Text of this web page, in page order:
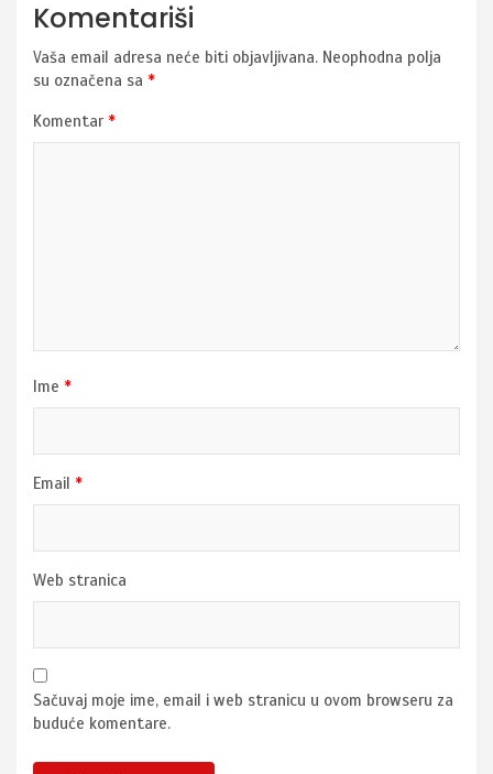
Komentariši
Vaša email adresa neće biti objavljivana. Neophodna polja
su označena sa *
Komentar *
Ime *
Email *
Web stranica
Sačuvaj moje ime, email i web stranicu u ovom browseru za
buduće komentare.